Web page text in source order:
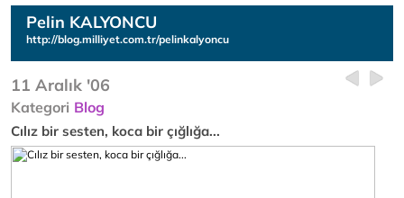
Pelin KALYONCU
http://blog.milliyet.com.tr/pelinkalyoncu
11 Aralık '06
Kategori Blog
Cılız bir sesten, koca bir çığlığa...